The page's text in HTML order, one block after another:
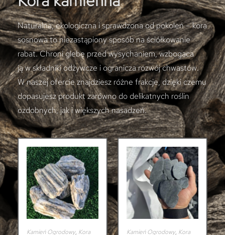
Naturalna, ekologiczna i sprawdzona od pokoleń – kora
sosnowa to niezastąpiony sposób na ściółkowanie
rabat. Chroni glebę przed wysychaniem, wzbogaca
ją w składniki odżywcze i ogranicza rozwój chwastów.
W naszej ofercie znajdziesz różne frakcje, dzięki czemu
dopasujesz produkt zarówno do delikatnych roślin
ozdobnych, jak i większych nasadzeń.
Kamień Ogrodowy, Kora Kamień Ogrodowy, Kora